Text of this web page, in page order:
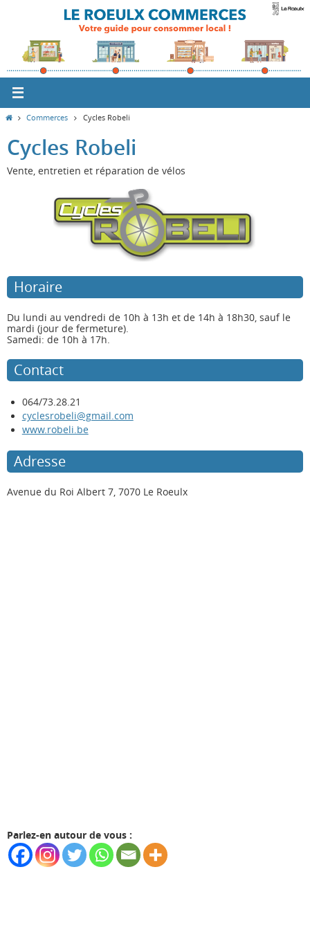
contenu
HomeCommerces Cycles Robeli
Cycles Robeli
Vente, entretien et réparation de vélos
Horaire
Du lundi au vendredi de 10h à 13h et de 14h à 18h30, sauf le
mardi (jour de fermeture).
Samedi: de 10h à 17h.
Contact
064/73.28.21
cyclesrobeli@gmail.com
www.robeli.be
Adresse
Avenue du Roi Albert 7, 7070 Le Roeulx
Parlez-en autour de vous :